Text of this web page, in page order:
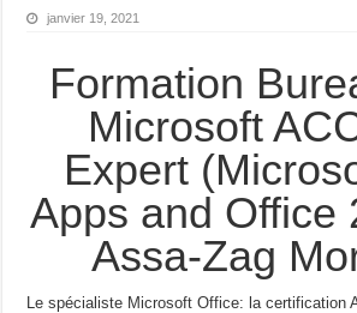
janvier 19, 2021
Formation
Microsoft
Expert
Apps and Office
Assa-Zag
Le spécialiste Microsoft Office: la certification